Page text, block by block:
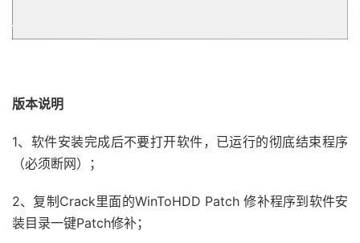
版本说明
1、软件安装完成后不要打开软件，已运行的彻底结束程序
（必须断网）；
2、复制Crack里面的WinToHDD Patch 修补程序到软件安
装目录一键Patch修补；